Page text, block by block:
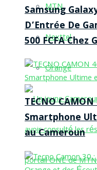
MTN
Nexttel
Orange
Samsung
D’Entrée De
500 FCFA Chez
TECNO
Smartphone
au Cameroun